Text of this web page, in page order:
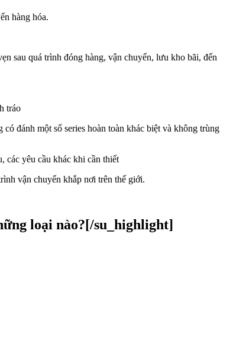
hàng hóa.
sau quá trình đóng hàng, vận chuyển, lưu kho bãi, đến
tráo
đánh một số series hoàn toàn khác biệt và không trùng
các yêu cầu khác khi cần thiết
vận chuyển khắp nơi trên thế giới.
loại nào?[/su_highlight]